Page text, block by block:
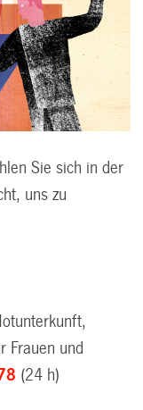
Sie sich in der
uns zu
Frauen und
(24 h)